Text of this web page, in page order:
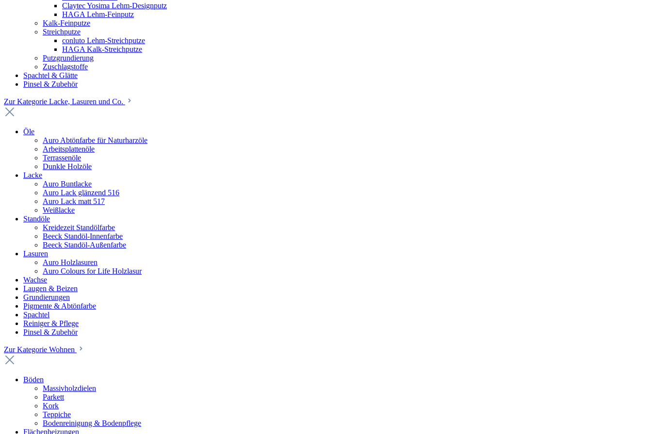
Claytec Yosima Lehm-Designputz
HAGA Lehm-Feinputz
Kalk-Feinputze
Streichputze
conluto Lehm-Streichputze
HAGA Kalk-Streichputze
Putzgrundierung
Zuschlagstoffe
Spachtel & Glätte
Pinsel & Zubehör
Zur Kategorie Lacke, Lasuren und Co.
Öle
Auro Abtönfarbe für Naturharzöle
Arbeitsplattenöle
Terrassenöle
Dunkle Holzöle
Lacke
Auro Buntlacke
Auro Lack glänzend 516
Auro Lack matt 517
Weißlacke
Standöle
Kreidezeit Standölfarbe
Beeck Standöl-Innenfarbe
Beeck Standöl-Außenfarbe
Lasuren
Auro Holzlasuren
Auro Colours for Life Holzlasur
Wachse
Laugen & Beizen
Grundierungen
Pigmente & Abtönfarbe
Spachtel
Reiniger & Pflege
Pinsel & Zubehör
Zur Kategorie Wohnen
Böden
Massivholzdielen
Parkett
Kork
Teppiche
Bodenreinigung & Bodenpflege
Flächenheizungen